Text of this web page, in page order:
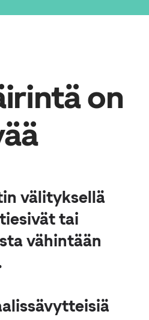
on
välityksellä
tai
vähintään